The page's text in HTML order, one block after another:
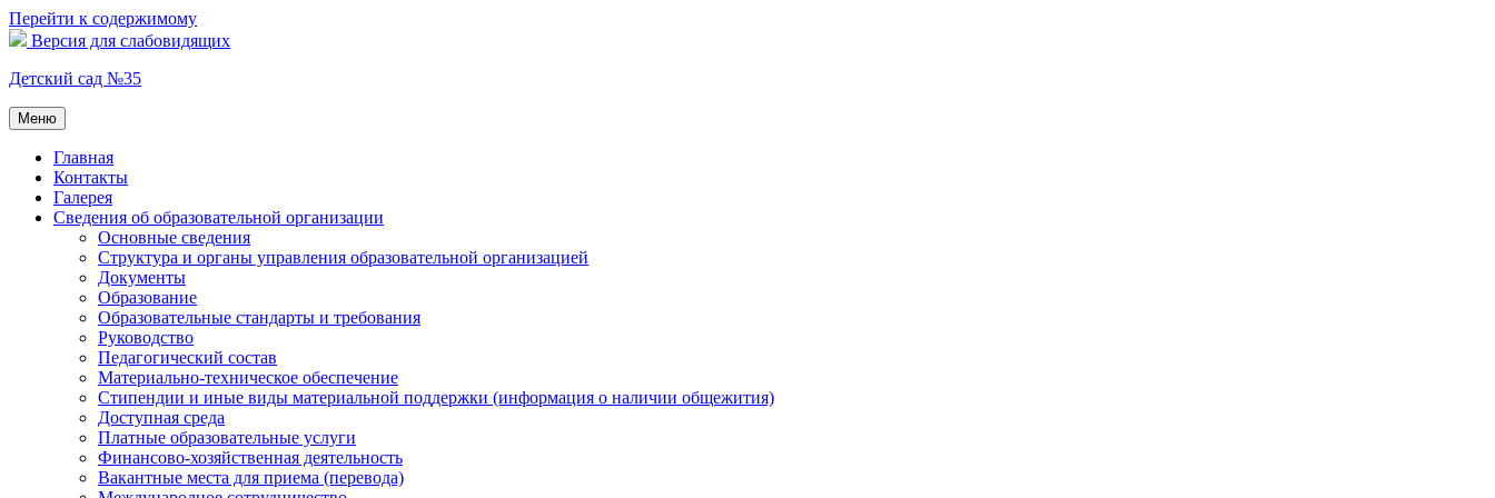
Перейти к содержимому
Версия для слабовидящих
Детский сад №35
Меню
Главная
Контакты
Галерея
Сведения об образовательной организации
Основные сведения
Структура и органы управления образовательной организацией
Документы
Образование
Образовательные стандарты и требования
Руководство
Педагогический состав
Материально-техническое обеспечение
Стипендии и иные виды материальной поддержки (информация о наличии общежития)
Доступная среда
Платные образовательные услуги
Финансово-хозяйственная деятельность
Вакантные места для приема (перевода)